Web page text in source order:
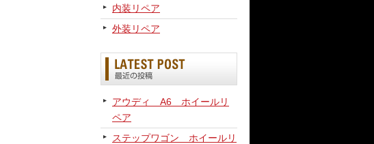
内装リペア
外装リペア
アウディ A6 ホイールリ
ペア
ステップワゴン ホイールリ